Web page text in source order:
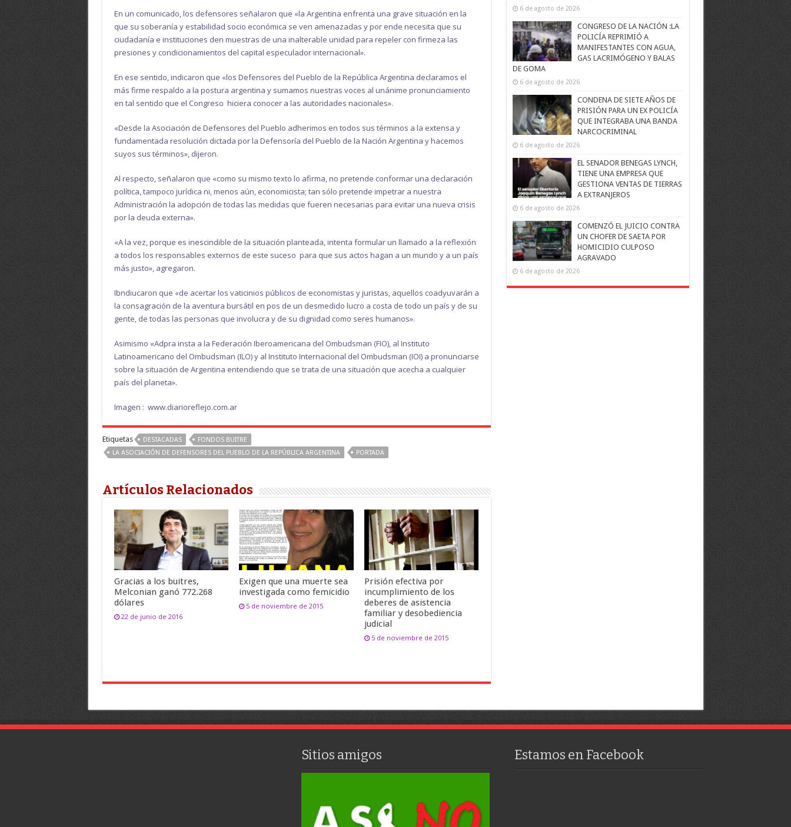
En un comunicado, los defensores señalaron que «la Argentina enfrenta una grave situación en la
que su soberanía y estabilidad socio económica se ven amenazadas y por ende necesita que su
ciudadanía e instituciones den muestras de una inalterable unidad para repeler con firmeza las
presiones y condicionamientos del capital especulador internacional».
En ese sentido, indicaron que «los Defensores del Pueblo de la República Argentina declaramos el
más firme respaldo a la postura argentina y sumamos nuestras voces al unánime pronunciamiento
en tal sentido que el Congreso hiciera conocer a las autoridades nacionales».
«Desde la Asociación de Defensores del Pueblo adherimos en todos sus términos a la extensa y
fundamentada resolución dictada por la Defensoría del Pueblo de la Nación Argentina y hacemos
suyos sus términos», dijeron.
Al respecto, señalaron que «como su mismo texto lo afirma, no pretende conformar una declaración
política, tampoco jurídica ni, menos aún, economicista; tan sólo pretende impetrar a nuestra
Administración la adopción de todas las medidas que fueren necesarias para evitar una nueva crisis
por la deuda externa».
«A la vez, porque es inescindible de la situación planteada, intenta formular un llamado a la reflexión
a todos los responsables externos de este suceso para que sus actos hagan a un mundo y a un país
más justo», agregaron.
Ibndiucaron que «de acertar los vaticinios públicos de economistas y juristas, aquellos coadyuvarán a
la consagración de la aventura bursátil en pos de un desmedido lucro a costa de todo un país y de su
gente, de todas las personas que involucra y de su dignidad como seres humanos».
Asimismo «Adpra insta a la Federación Iberoamericana del Ombudsman (FIO), al Instituto
Latinoamericano del Ombudsman (ILO) y al Instituto Internacional del Ombudsman (IOI) a pronunciarse
sobre la situación de Argentina entendiendo que se trata de una situación que acecha a cualquier
país del planeta».
Imagen : www.diarioreflejo.com.ar
Etiquetas DESTACADAS
FONDOS BUITRE
LA ASOCIACIÓN DE DEFENSORES DEL PUEBLO DE LA REPÚBLICA ARGENTINA
PORTADA
Artículos Relacionados
Gracias a los buitres,
Melconian ganó 772.268
dólares
22 de junio de 2016
Exigen que una muerte sea
investigada como femicidio
5 de noviembre de 2015
Prisión efectiva por
incumplimiento de los
deberes de asistencia
familiar y desobediencia
judicial
5 de noviembre de 2015
6 de agosto de 2026
CONGRESO DE LA NACIÓN :LA
POLICÍA REPRIMIÓ A
MANIFESTANTES CON AGUA,
GAS LACRIMÓGENO Y BALAS
DE GOMA
6 de agosto de 2026
CONDENA DE SIETE AÑOS DE
PRISIÓN PARA UN EX POLICÍA
QUE INTEGRABA UNA BANDA
NARCOCRIMINAL
6 de agosto de 2026
EL SENADOR BENEGAS LYNCH,
TIENE UNA EMPRESA QUE
GESTIONA VENTAS DE TIERRAS
A EXTRANJEROS
6 de agosto de 2026
COMENZÓ EL JUICIO CONTRA
UN CHOFER DE SAETA POR
HOMICIDIO CULPOSO
AGRAVADO
6 de agosto de 2026
Sitios amigos Estamos en Facebook